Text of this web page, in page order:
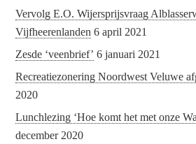
Vervolg E.O. Wijersprijsvraag
Vijfheerenlanden 6 april 2021
Zesde ‘veenbrief’ 6 januari 2021
Recreatiezonering Noordwest Veluwe
2020
Lunchlezing ‘Hoe komt het met onze
december 2020